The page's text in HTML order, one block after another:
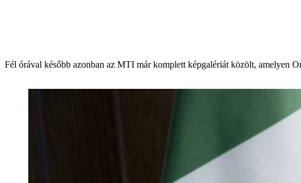
Fél órával később azonban az MTI már komplett képgalériát közölt, amelyen